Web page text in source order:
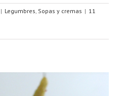
| Legumbres Sopas y cremas | 11